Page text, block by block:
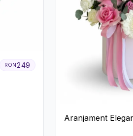
RON249
Aranjament